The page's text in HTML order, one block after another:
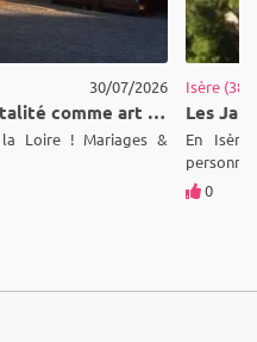
30/07/2026
L'Orangerie de Châtel : l'hospitalité comme art de vivre au cœur de la Loire
la Loire ! Mariages &
Isère (38)
En
0